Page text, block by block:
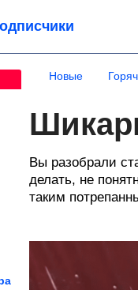
Новые
Вы разобрали
делать, не
таким